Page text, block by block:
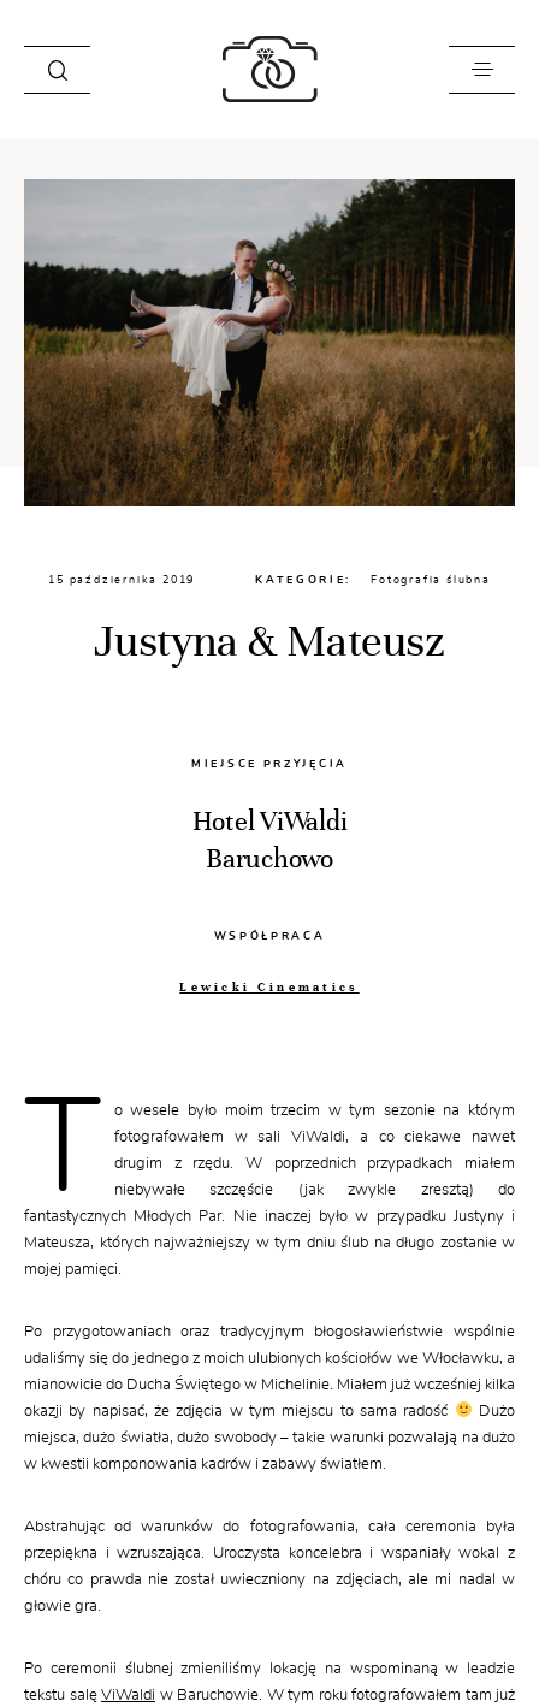
Historie
Oferta
O mnie
Blog
Sklep
Kontakt
15 października 2019 KATEGORIE: Fotografia ślubna
Justyna & Mateusz
MIEJSCE PRZYJĘCIA
Hotel ViWaldi
Baruchowo
WSPÓŁPRACA
Lewicki Cinematics
T
o wesele było moim trzecim w tym sezonie na którym
fotografowałem w sali ViWaldi, a co ciekawe nawet
drugim z rzędu. W poprzednich przypadkach miałem
niebywałe szczęście (jak zwykle zresztą) do
fantastycznych Młodych Par. Nie inaczej było w przypadku Justyny i
Mateusza, których najważniejszy w tym dniu ślub na długo zostanie w
mojej pamięci.
Po przygotowaniach oraz tradycyjnym błogosławieństwie wspólnie
udaliśmy się do jednego z moich ulubionych kościołów we Włocławku, a
mianowicie do Ducha Świętego w Michelinie. Miałem już wcześniej kilka
okazji by napisać, że zdjęcia w tym miejscu to sama radość
Dużo
miejsca, dużo światła, dużo swobody – takie warunki pozwalają na dużo
w kwestii komponowania kadrów i zabawy światłem.
Abstrahując od warunków do fotografowania, cała ceremonia była
przepiękna i wzruszająca. Uroczysta koncelebra i wspaniały wokal z
chóru co prawda nie został uwieczniony na zdjęciach, ale mi nadal w
głowie gra.
Po ceremonii ślubnej zmieniliśmy lokację na wspominaną w leadzie
tekstu salęViWaldi w Baruchowie. W tym roku fotografowałem tam już